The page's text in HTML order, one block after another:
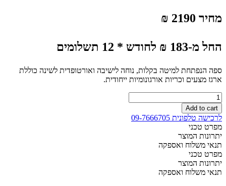
מחיר 2190 ₪
החל מ-183 ₪ לחודש * 12 תשלומים
ספה הנפתחת למיטה בקלות, נוחה לישיבה ואורטופדית לשינה כוללת
ארגז מצעים וכריות אורגונומיות ייחודית.
ספת
"לוטם"
הנפתחת
למיטה
זוגית
עם
ארגז
מצעים
quantity
Add to cart
לרכישה טלפונית 09-7666705
מפרט טכני
יתרונות המוצר
תנאי משלוח ואספקה
מפרט טכני
יתרונות המוצר
תנאי משלוח ואספקה